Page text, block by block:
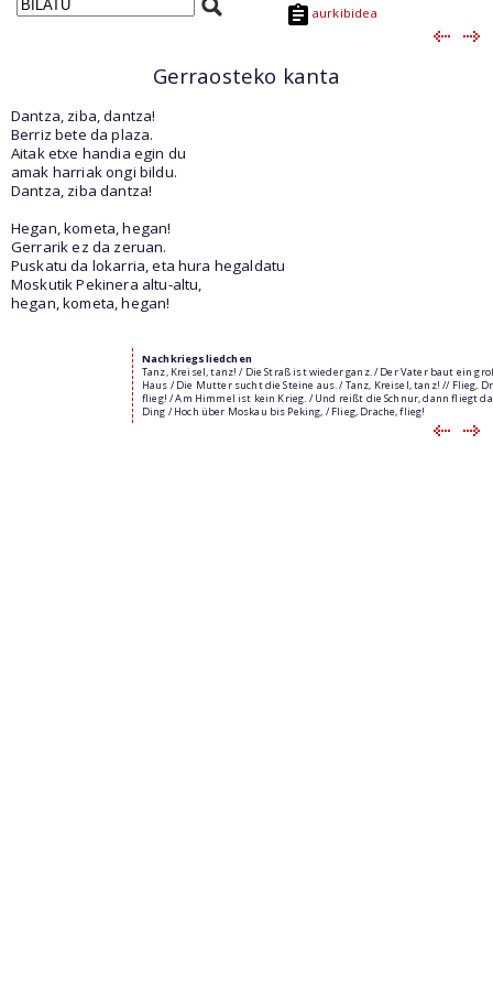
aurkibidea
Gerraosteko kanta
Dantza, ziba, dantza!
Berriz bete da plaza.
Aitak etxe handia egin du
amak harriak ongi bildu.
Dantza, ziba dantza!
Hegan, kometa, hegan!
Gerrarik ez da zeruan.
Puskatu da lokarria, eta hura hegaldatu
Moskutik Pekinera altu-altu,
hegan, kometa, hegan!
Nachkriegsliedchen
Tanz, Kreisel, tanz! / Die Straß ist wieder ganz. / Der Vater baut ein
Haus / Die Mutter sucht die Steine aus. / Tanz, Kreisel, tanz! // Flieg,
flieg! / Am Himmel ist kein Krieg. / Und reißt die Schnur, dann fliegt
Ding / Hoch über Moskau bis Peking, / Flieg, Drache, flieg!